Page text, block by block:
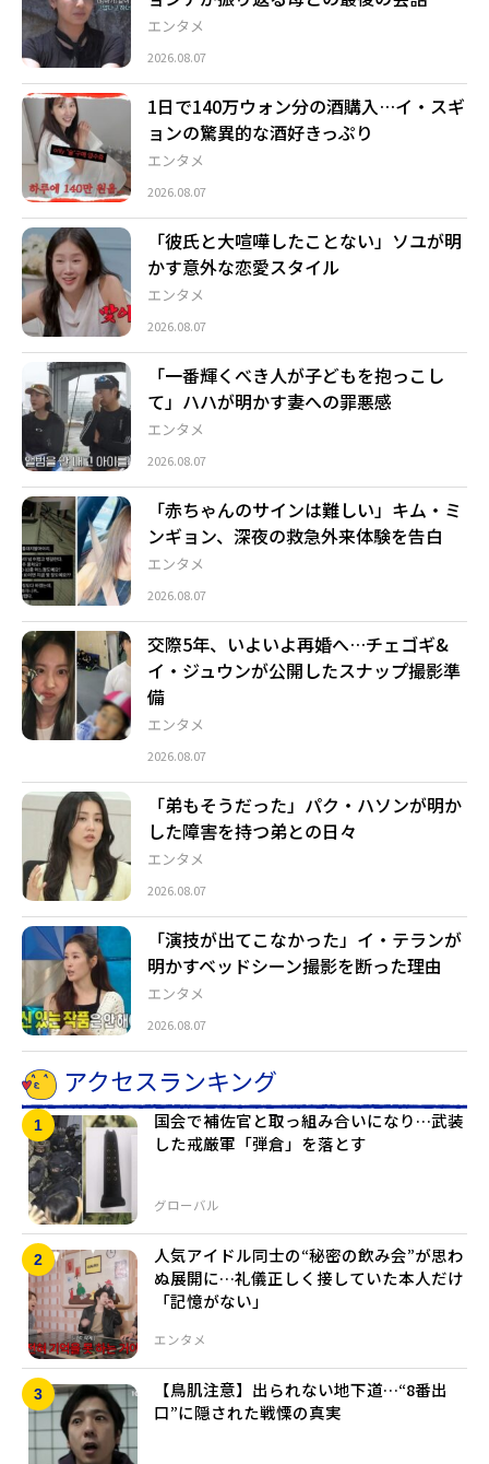
エンタメ
2026.08.07
エンタメ
1日で140万ウォン分の酒購入…イ・スギ
ョンの驚異的な酒好きっぷり
2026.08.07
エンタメ
「彼氏と大喧嘩したことない」ソユが明
かす意外な恋愛スタイル
2026.08.07
エンタメ
「一番輝くべき人が子どもを抱っこし
て」ハハが明かす妻への罪悪感
2026.08.07
エンタメ
「赤ちゃんのサインは難しい」キム・ミ
ンギョン、深夜の救急外来体験を告白
2026.08.07
エンタメ
交際5年、いよいよ再婚へ…チェゴギ&
イ・ジュウンが公開したスナップ撮影準
備
2026.08.07
エンタメ
「弟もそうだった」パク・ハソンが明か
した障害を持つ弟との日々
2026.08.07
エンタメ
「演技が出てこなかった」イ・テランが
明かすベッドシーン撮影を断った理由
2026.08.07
アクセスランキング
グローバル
国会で補佐官と取っ組み合いになり…武装
した戒厳軍「弾倉」を落とす
エンタメ
人気アイドル同士の“秘密の飲み会”が思わ
ぬ展開に…礼儀正しく接していた本人だけ
「記憶がない」
【鳥肌注意】出られない地下道…“8番出
口”に隠された戦慄の真実